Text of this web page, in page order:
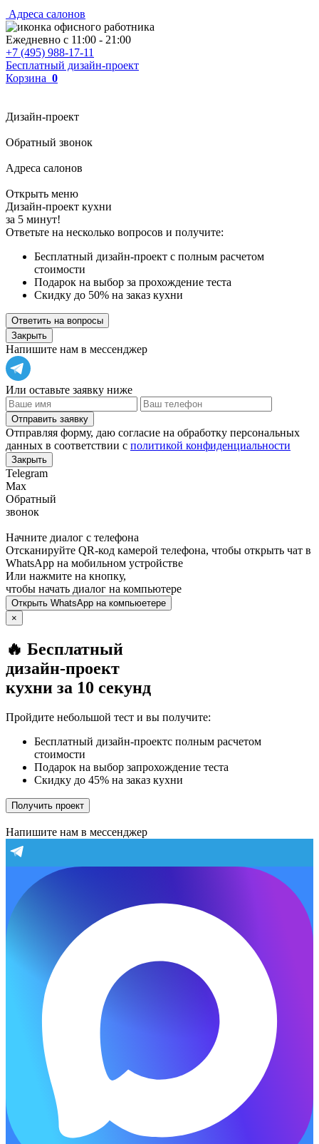
Адреса салонов
Ежедневно с 11:00 - 21:00
+7 (495) 988-17-11
Бесплатный дизайн-проект
Корзина 0
Дизайн-проект
Обратный звонок
Адреса салонов
Открыть меню
Дизайн-проект кухни
за 5 минут!
Ответьте на несколько вопросов и получите:
Бесплатный дизайн-проект с полным расчетом
стоимости
Подарок на выбор за прохождение теста
Скидку до 50% на заказ кухни
Ответить на вопросы
Закрыть
Напишите нам в мессенджер
Или оставьте заявку ниже
Отправить заявку
Отправляя форму, даю согласие на обработку персональных
данных в соответствии с политикой конфиденциальности
Закрыть
Telegram
Max
Обратный
звонок
Начните диалог с телефона
Отсканируйте QR-код камерой телефона, чтобы открыть чат в
WhatsApp на мобильном устройстве
Или нажмите на кнопку,
чтобы начать диалог на компьютере
Открыть WhatsApp на компьюетере
×
🔥 Бесплатный
дизайн-проект
кухни за 10 секунд
Пройдите небольшой тест и вы получите:
Бесплатный дизайн-проектс полным расчетом
стоимости
Подарок на выбор запрохождение теста
Скидку до 45% на заказ кухни
Получить проект
Напишите нам в мессенджер